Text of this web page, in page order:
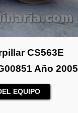
CS563E
Año 2005
EQUIPO